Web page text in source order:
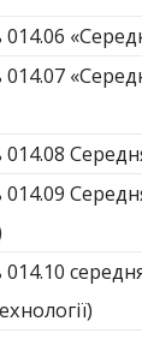
014.08
014.09
014.10